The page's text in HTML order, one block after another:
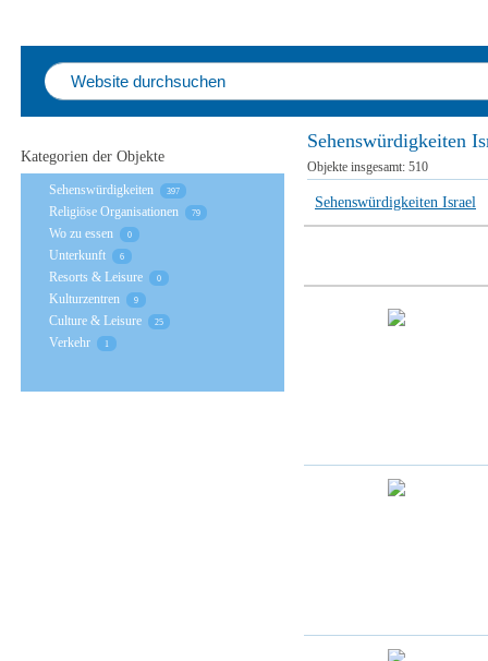
Sehenswürdigkeiten
Objekte insgesamt: 510
Sehenswürdigkeiten Israel
Kategorien der Objekte
Sehenswürdigkeiten 397
Religiöse Organisationen 79
Wo zu essen 0
Unterkunft 6
Resorts & Leisure 0
Kulturzentren 9
Culture & Leisure 25
Verkehr 1